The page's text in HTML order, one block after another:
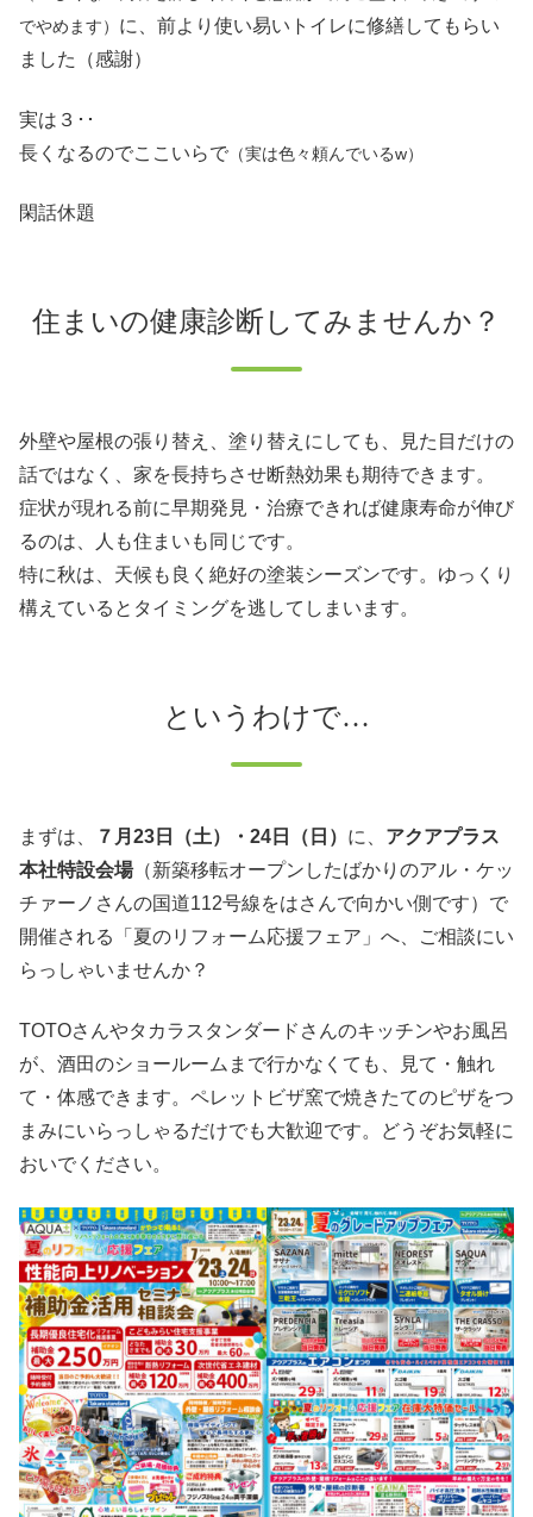
でやめます） に、前より使い易いトイレに修繕してもらい
ました（感謝）
実は３･･
長くなるのでここいらで （実は色々頼んでいるw）
閑話休題
住まいの健康診断してみませんか？
外壁や屋根の張り替え、塗り替えにしても、見た目だけの
話ではなく、家を長持ちさせ断熱効果も期待できます。
症状が現れる前に早期発見・治療できれば健康寿命が伸び
るのは、人も住まいも同じです。
特に秋は、天候も良く絶好の塗装シーズンです。ゆっくり
構えているとタイミングを逃してしまいます。
というわけで…
まずは、 ７月23日（土）・24日（日） に、 アクアプラス
本社特設会場（新築移転オープンしたばかりのアル・ケッ
チァーノさんの国道112号線をはさんで向かい側です） で
開催される「夏のリフォーム応援フェア」へ、ご相談にい
らっしゃいませんか？
TOTOさんやタカラスタンダードさんのキッチンやお風呂
が、酒田のショールームまで行かなくても、見て・触れ
て・体感できます。ペレットビザ窯で焼きたてのピザをつ
まみにいらっしゃるだけでも大歓迎です。どうぞお気軽に
おいでください。